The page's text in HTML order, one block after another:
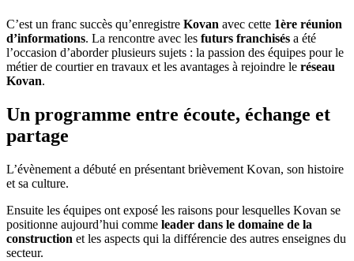
C’est un franc succès qu’enregistre Kovan avec cette 1ère réunion
d’informations. La rencontre avec les futurs franchisés a été
l’occasion d’aborder plusieurs sujets : la passion des équipes pour le
métier de courtier en travaux et les avantages à rejoindre le réseau
Kovan.
Un programme entre écoute, échange et
partage
L’évènement a débuté en présentant brièvement Kovan, son histoire
et sa culture.
Ensuite les équipes ont exposé les raisons pour lesquelles Kovan se
positionne aujourd’hui comme leader dans le domaine de la
construction et les aspects qui la différencie des autres enseignes du
secteur.